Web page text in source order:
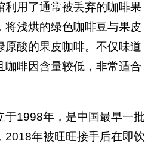
利用了通常被丢弃的咖啡果
将浅烘的绿色咖啡豆与果皮
原酸的果皮咖啡。不仅味道
咖啡因含量较低，非常适合
于1998年，是中国最早一批
2018年被旺旺接手后在即饮